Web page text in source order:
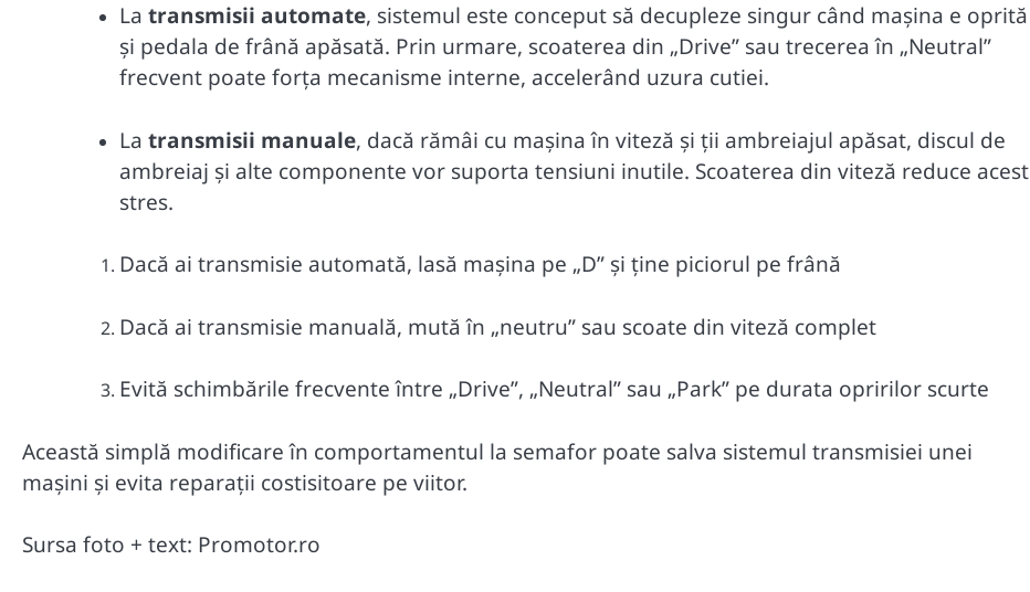
La transmisii automate, sistemul este conceput să decupleze singur când mașina e oprită
și pedala de frână apăsată. Prin urmare, scoaterea din „Drive” sau trecerea în „Neutral”
frecvent poate forța mecanisme interne, accelerând uzura cutiei.
La transmisii manuale, dacă rămâi cu mașina în viteză și ții ambreiajul apăsat, discul de
ambreiaj și alte componente vor suporta tensiuni inutile. Scoaterea din viteză reduce acest
stres.
Dacă ai transmisie automată, lasă mașina pe „D” și ține piciorul pe frână
Dacă ai transmisie manuală, mută în „neutru” sau scoate din viteză complet
Evită schimbările frecvente între „Drive”, „Neutral” sau „Park” pe durata opririlor scurte
Această simplă modificare în comportamentul la semafor poate salva sistemul transmisiei unei
mașini și evita reparații costisitoare pe viitor.
Sursa foto + text: Promotor.ro